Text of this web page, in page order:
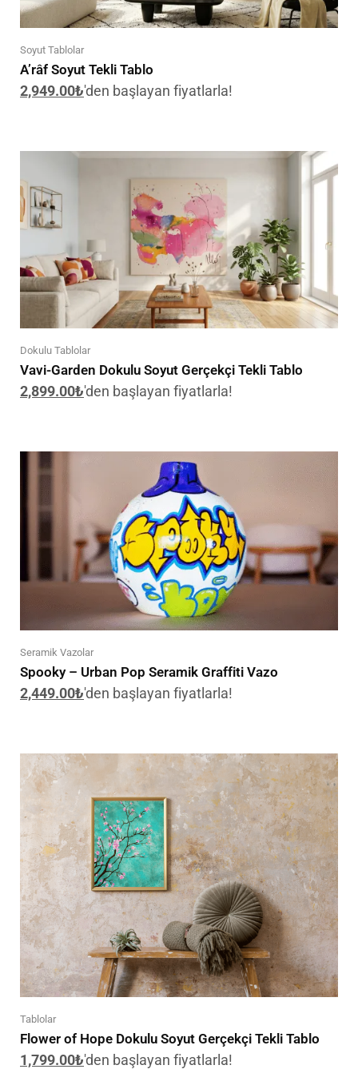
Soyut Tablolar
A’râf Soyut Tekli Tablo
2,949.00₺'den başlayan fiyatlarla!
Dokulu Tablolar
Vavi-Garden Dokulu Soyut Gerçekçi Tekli Tablo
2,899.00₺'den başlayan fiyatlarla!
Seramik Vazolar
Spooky – Urban Pop Seramik Graffiti Vazo
2,449.00₺'den başlayan fiyatlarla!
Tablolar
Flower of Hope Dokulu Soyut Gerçekçi Tekli Tablo
1,799.00₺'den başlayan fiyatlarla!